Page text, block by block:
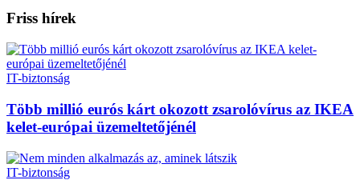
Friss hírek
IT-biztonság
Több millió eurós kárt okozott zsarolóvírus az IKEA
kelet-európai üzemeltetőjénél
IT-biztonság